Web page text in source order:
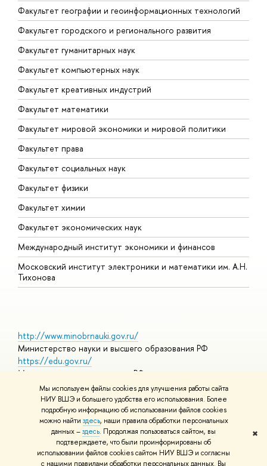
Мы используем файлы cookies для улучшения работы сайта
НИУ ВШЭ и большего удобства его использования. Более
подробную информацию об использовании файлов cookies
можно найти здесь, наши правила обработки персональных
данных –здесь. Продолжая пользоваться сайтом, вы
подтверждаете, что были проинформированы об
использовании файлов cookies сайтом НИУ ВШЭ и согласны
с нашими правилами обработки персональных данных. Вы
✖
Факультет географии и геоинформационных технологий
Факультет городского и регионального развития
Факультет гуманитарных наук
Факультет компьютерных наук
Факультет креативных индустрий
Факультет математики
Факультет мировой экономики и мировой политики
Факультет права
Факультет социальных наук
Факультет физики
Факультет химии
Факультет экономических наук
Международный институт экономики и финансов
Московский институт электроники и математики им. А.Н.
Тихонова
http://www.minobrnauki.gov.ru/
Министерство науки и высшего образования РФ
https://edu.gov.ru/
Министерство просвещения РФ
https://elearning.hse.ru/mooc
Массовые открытые онлайн-курсы
© НИУ ВШЭ 1993–2026 Адреса и контактыУсловия
использования материалов Политика конфиденциальности